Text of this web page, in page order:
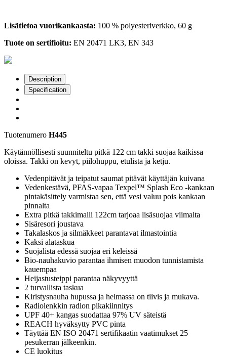
Lisätietoa vuorikankaasta: 100 % polyesteriverkko, 60 g
Tuote on sertifioitu: EN 20471 LK3, EN 343
Description
Specification
Tuotenumero H445
Käytännöllisesti suunniteltu pitkä 122 cm takki suojaa kaikissa
oloissa. Takki on kevyt, piilohuppu, etulista ja ketju.
Vedenpitävät ja teipatut saumat pitävät käyttäjän kuivana
Vedenkestävä, PFAS-vapaa Texpel™ Splash Eco -kankaan
pintakäsittely varmistaa sen, että vesi valuu pois kankaan
pinnalta
Extra pitkä takkimalli 122cm tarjoaa lisäsuojaa viimalta
Sisäresori joustava
Takalaskos ja silmäkkeet parantavat ilmastointia
Kaksi alataskua
Suojalista edessä suojaa eri keleissä
Bio-nauhakuvio parantaa ihmisen muodon tunnistamista
kauempaa
Heijastusteippi parantaa näkyvyyttä
2 turvallista taskua
Kiristysnauha hupussa ja helmassa on tiivis ja mukava.
Radiolenkkin radion pikakiinnitys
UPF 40+ kangas suodattaa 97% UV säteistä
REACH hyväksytty PVC pinta
Täyttää EN ISO 20471 sertifikaatin vaatimukset 25
pesukerran jälkeenkin.
CE luokitus